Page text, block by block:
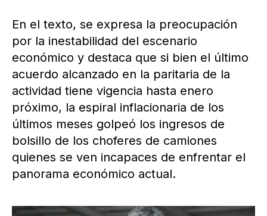
En el texto, se expresa la preocupación
por la inestabilidad del escenario
económico y destaca que si bien el último
acuerdo alcanzado en la paritaria de la
actividad tiene vigencia hasta enero
próximo, la espiral inflacionaria de los
últimos meses golpeó los ingresos de
bolsillo de los choferes de camiones
quienes se ven incapaces de enfrentar el
panorama económico actual.